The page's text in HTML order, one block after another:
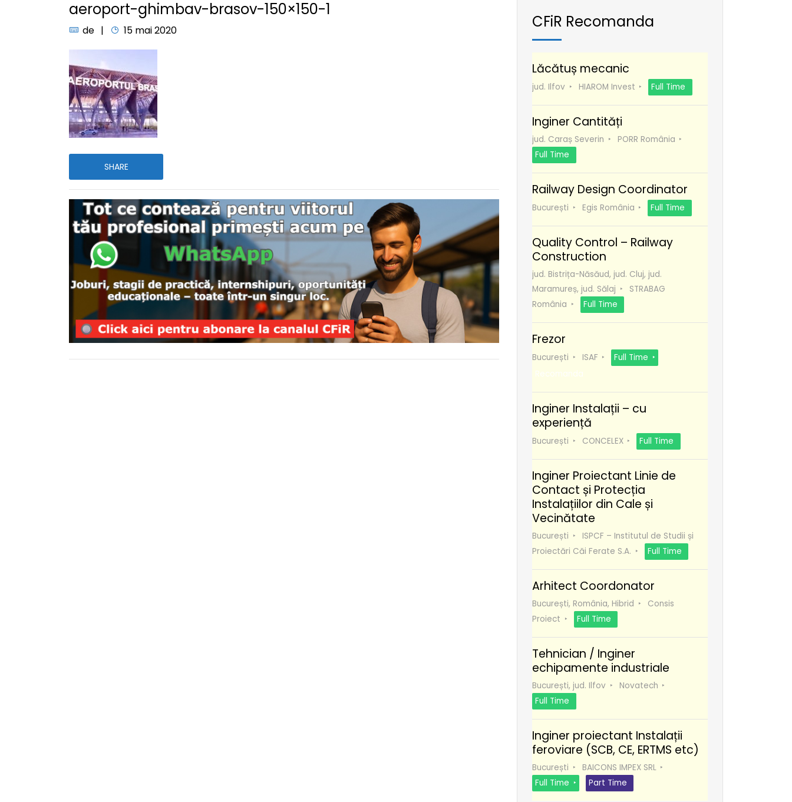
aeroport-ghimbav-brasov-150×150-1
de 15 mai 2020
SHARE
CFiR Recomanda
Lăcătuș mecanic
jud. Ilfov HIAROM Invest Full Time
Inginer Cantități
jud. Caraș Severin
PORR România
Full Time
Railway Design Coordinator
București Egis România Full Time
Quality Control – Railway
Construction
jud. Bistrița-Năsăud, jud. Cluj, jud.
Maramureș, jud. Sălaj
STRABAG
România
Full Time
Frezor
București ISAF
Full Time
Recomanda
Inginer Instalații – cu
experiență
București CONCELEX Full Time
Inginer Proiectant Linie de
Contact și Protecția
Instalațiilor din Cale și
Vecinătate
București
ISPCF – Institutul de Studii și
Proiectări Căi Ferate S.A.
Full Time
Arhitect Coordonator
București, România, Hibrid
Consis
Proiect
Full Time
Tehnician / Inginer
echipamente industriale
București, jud. Ilfov
Novatech
Full Time
Inginer proiectant Instalații
feroviare (SCB, CE, ERTMS etc)
București
BAICONS IMPEX SRL
Full Time
Part Time